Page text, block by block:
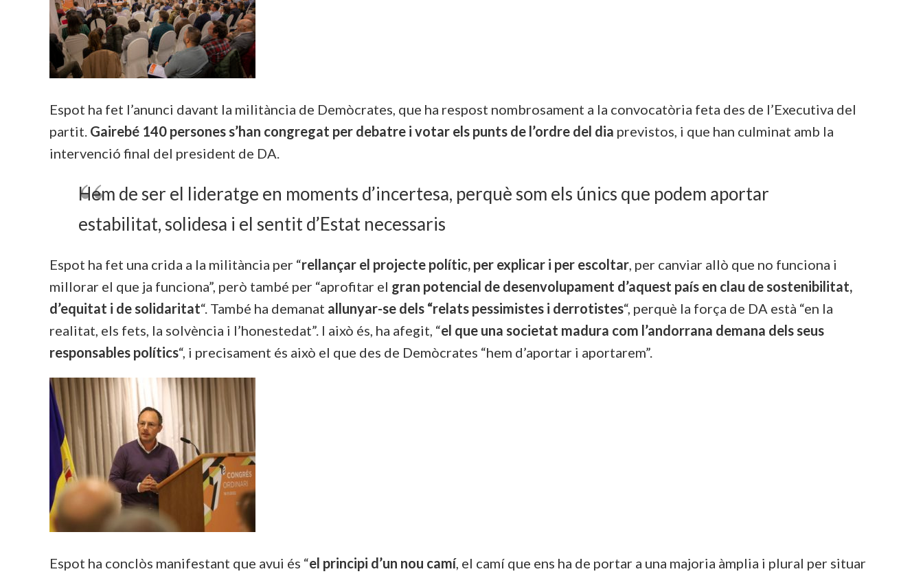
Espot ha fet l’anunci davant la militància de Demòcrates, que ha respost nombrosament a la convocatòria feta des de l’Executiva del
partit. Gairebé 140 persones s’han congregat per debatre i votar els punts de l’ordre del dia previstos, i que han culminat amb la
intervenció final del president de DA.
Hem de ser el lideratge en moments d’incertesa, perquè som els únics que podem aportar
estabilitat, solidesa i el sentit d’Estat necessaris
Espot ha fet una crida a la militància per “rellançar el projecte polític, per explicar i per escoltar, per canviar allò que no funciona i
millorar el que ja funciona”, però també per “aprofitar el gran potencial de desenvolupament d’aquest país en clau de sostenibilitat,
d’equitat i de solidaritat“. També ha demanat allunyar-se dels “relats pessimistes i derrotistes“, perquè la força de DA està “en la
realitat, els fets, la solvència i l’honestedat”. I això és, ha afegit, “el que una societat madura com l’andorrana demana dels seus
responsables polítics“, i precisament és això el que des de Demòcrates “hem d’aportar i aportarem”.
Espot ha conclòs manifestant que avui és “el principi d’un nou camí, el camí que ens ha de portar a una majoria àmplia i plural per situar